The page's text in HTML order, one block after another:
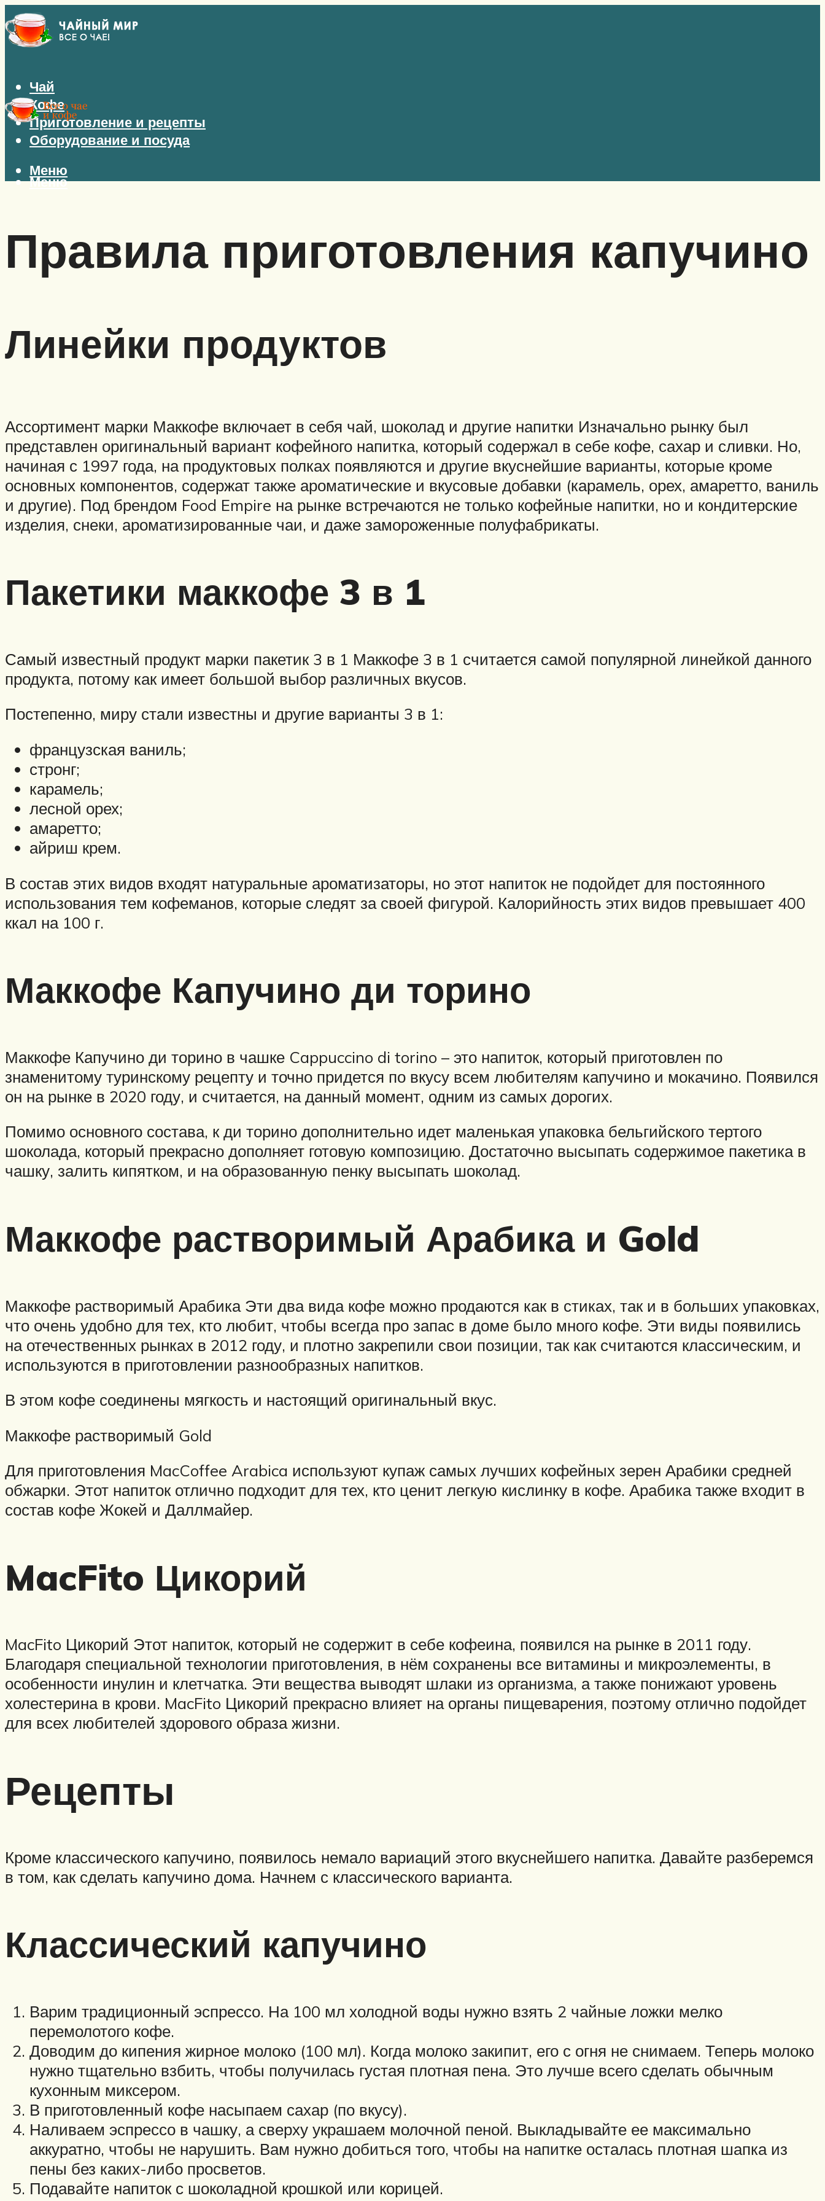
Чай
Кофе
Приготовление и рецепты
Оборудование и посуда
Меню
Меню
Правила приготовления капучино
Линейки продуктов
Ассортимент марки Маккофе включает в себя чай, шоколад и другие напитки Изначально рынку был
представлен оригинальный вариант кофейного напитка, который содержал в себе кофе, сахар и сливки. Но,
начиная с 1997 года, на продуктовых полках появляются и другие вкуснейшие варианты, которые кроме
основных компонентов, содержат также ароматические и вкусовые добавки (карамель, орех, амаретто, ваниль
и другие). Под брендом Food Empire на рынке встречаются не только кофейные напитки, но и кондитерские
изделия, снеки, ароматизированные чаи, и даже замороженные полуфабрикаты.
Пакетики маккофе 3 в 1
Самый известный продукт марки пакетик 3 в 1 Маккофе 3 в 1 считается самой популярной линейкой данного
продукта, потому как имеет большой выбор различных вкусов.
Постепенно, миру стали известны и другие варианты 3 в 1:
французская ваниль;
стронг;
карамель;
лесной орех;
амаретто;
айриш крем.
В состав этих видов входят натуральные ароматизаторы, но этот напиток не подойдет для постоянного
использования тем кофеманов, которые следят за своей фигурой. Калорийность этих видов превышает 400
ккал на 100 г.
Маккофе Капучино ди торино
Маккофе Капучино ди торино в чашке Cappuccino di torino – это напиток, который приготовлен по
знаменитому туринскому рецепту и точно придется по вкусу всем любителям капучино и мокачино. Появился
он на рынке в 2020 году, и считается, на данный момент, одним из самых дорогих.
Помимо основного состава, к ди торино дополнительно идет маленькая упаковка бельгийского тертого
шоколада, который прекрасно дополняет готовую композицию. Достаточно высыпать содержимое пакетика в
чашку, залить кипятком, и на образованную пенку высыпать шоколад.
Маккофе растворимый Арабика и Gold
Маккофе растворимый Арабика Эти два вида кофе можно продаются как в стиках, так и в больших упаковках,
что очень удобно для тех, кто любит, чтобы всегда про запас в доме было много кофе. Эти виды появились
на отечественных рынках в 2012 году, и плотно закрепили свои позиции, так как считаются классическим, и
используются в приготовлении разнообразных напитков.
В этом кофе соединены мягкость и настоящий оригинальный вкус.
Маккофе растворимый Gold
Для приготовления MacCoffee Arabica используют купаж самых лучших кофейных зерен Арабики средней
обжарки. Этот напиток отлично подходит для тех, кто ценит легкую кислинку в кофе. Арабика также входит в
состав кофе Жокей и Даллмайер.
MacFito Цикорий
MacFito Цикорий Этот напиток, который не содержит в себе кофеина, появился на рынке в 2011 году.
Благодаря специальной технологии приготовления, в нём сохранены все витамины и микроэлементы, в
особенности инулин и клетчатка. Эти вещества выводят шлаки из организма, а также понижают уровень
холестерина в крови. MacFito Цикорий прекрасно влияет на органы пищеварения, поэтому отлично подойдет
для всех любителей здорового образа жизни.
Рецепты
Кроме классического капучино, появилось немало вариаций этого вкуснейшего напитка. Давайте разберемся
в том, как сделать капучино дома. Начнем с классического варианта.
Классический капучино
Варим традиционный эспрессо. На 100 мл холодной воды нужно взять 2 чайные ложки мелко
перемолотого кофе.
Доводим до кипения жирное молоко (100 мл). Когда молоко закипит, его с огня не снимаем. Теперь молоко
нужно тщательно взбить, чтобы получилась густая плотная пена. Это лучше всего сделать обычным
кухонным миксером.
В приготовленный кофе насыпаем сахар (по вкусу).
Наливаем эспрессо в чашку, а сверху украшаем молочной пеной. Выкладывайте ее максимально
аккуратно, чтобы не нарушить. Вам нужно добиться того, чтобы на напитке осталась плотная шапка из
пены без каких-либо просветов.
Подавайте напиток с шоколадной крошкой или корицей.